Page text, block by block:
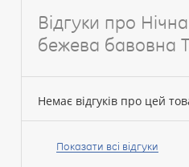
Відгуки про
бежева бавовна
Немає відгуків про цей
Ваше
Показати всі відгуки